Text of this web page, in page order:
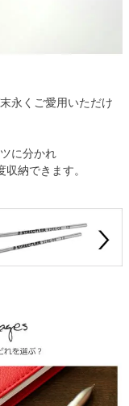
永くご愛用いただけ
に分かれ
納できます。